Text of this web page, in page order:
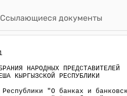
Ссылающиеся документы